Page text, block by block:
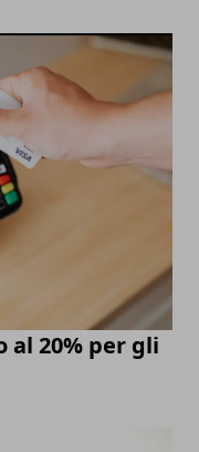
al 20% per gli